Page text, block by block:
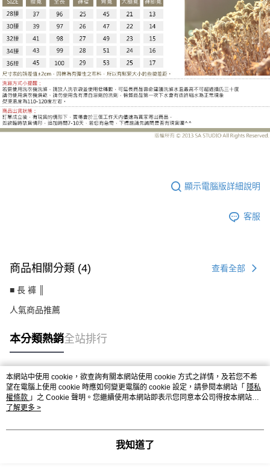
顯示電腦版詳細說明
客服
商品相關分類 (4) 查看全部
■ 長 褲 ║
人氣商品推薦
本分類熱銷全站排行
熱門標籤
本網站中使用 cookie，欲查詢有關本網站使用 cookie 方式之詳情，及若您不希
望在電腦上使用 cookie 時應如何變更電腦的 cookie 設定，請參閱本網站「 隱私
權條款 」之 Cookie 聲明。您繼續使用本網站即表示您同意本公司得按本網站使
用條款之 Cookie 聲明使用 cookie。
了解更多 >
我知道了